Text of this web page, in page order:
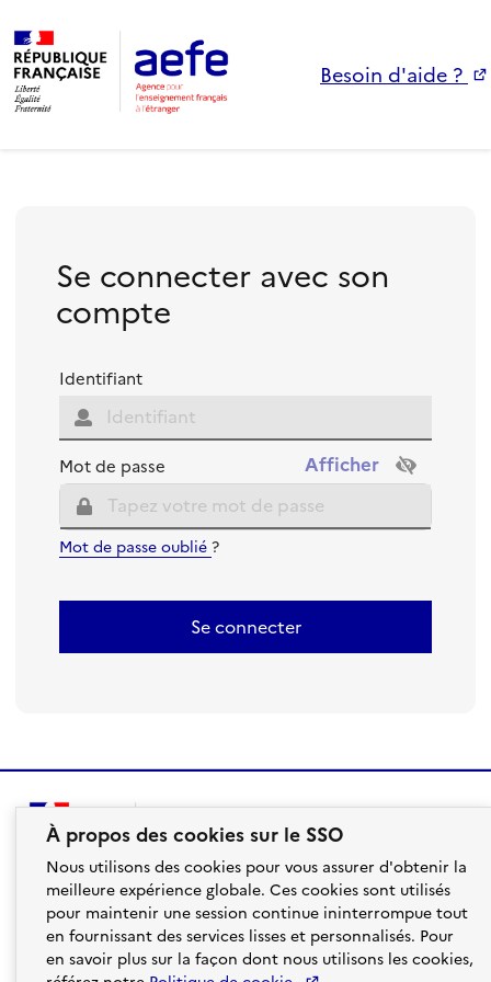
Besoin d'aide ?
Se connecter avec son
compte
Identifiant
Mot de passe
Mot de passe oublié?
Se connecter
À propos des cookies sur le SSO
Nous utilisons des cookies pour vous assurer d'obtenir la
meilleure expérience globale. Ces cookies sont utilisés
pour maintenir une session continue ininterrompue tout
en fournissant des services lisses et personnalisés. Pour
en savoir plus sur la façon dont nous utilisons les cookies,
aefe.gouv.fr